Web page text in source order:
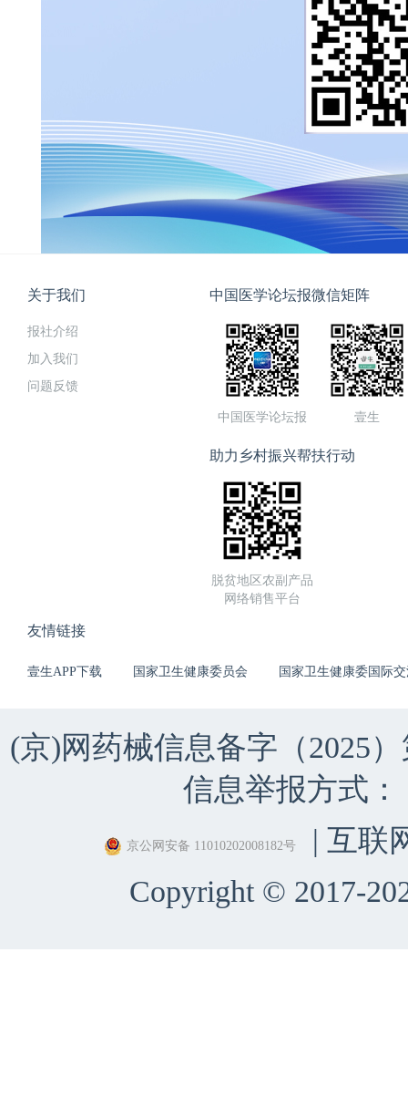
关于我们
报社介绍
加入我们
问题反馈
中国医学论坛报微信矩阵
中国医学论坛报 壹生
助力乡村振兴帮扶行动
脱贫地区农副产品
网络销售平台
友情链接
壹生APP下载 国家卫生健康委员会 国家卫生健康委国际
(京)网药械信息备字（2025
信息举报方式：
京公网安备 11010202008182号
| 互联
Copyright © 2017-